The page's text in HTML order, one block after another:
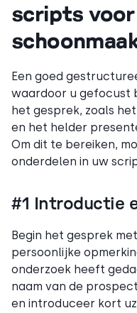
scripts voor
Een goed
waardoor u gefocust
het gesprek, zoals
en het helder
Om dit te bereiken,
onderdelen in uw
#1 Introductie
Begin het gesprek
persoonlijke
onderzoek heeft
naam van de
en introduceer kort